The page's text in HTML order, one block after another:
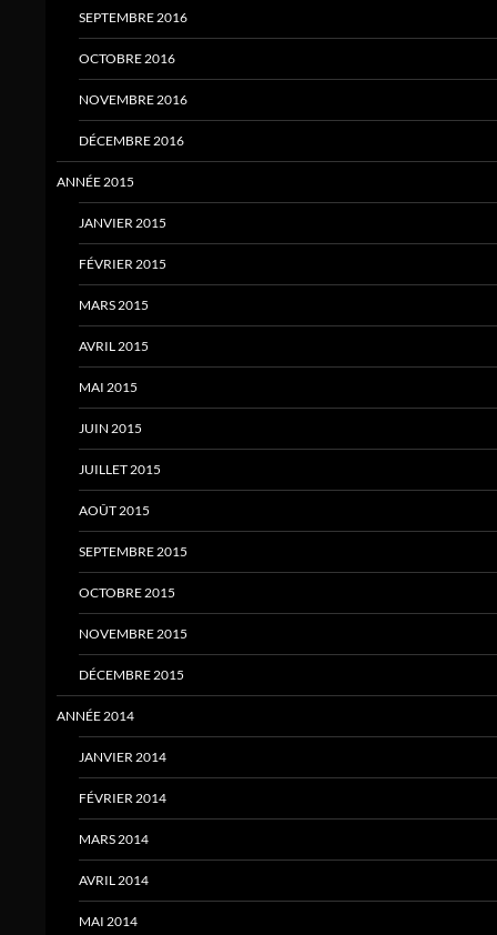
SEPTEMBRE 2016
OCTOBRE 2016
NOVEMBRE 2016
DÉCEMBRE 2016
ANNÉE 2015
JANVIER 2015
FÉVRIER 2015
MARS 2015
AVRIL 2015
MAI 2015
JUIN 2015
JUILLET 2015
AOÛT 2015
SEPTEMBRE 2015
OCTOBRE 2015
NOVEMBRE 2015
DÉCEMBRE 2015
ANNÉE 2014
JANVIER 2014
FÉVRIER 2014
MARS 2014
AVRIL 2014
MAI 2014